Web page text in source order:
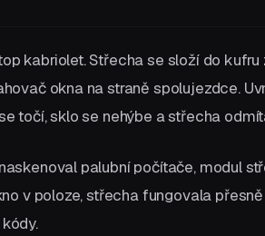
kabriolet. Střecha se složí do
okna na straně spolujezdce.
točí, sklo se nehýbe a střecha
palubní počítače, modul
v poloze, střecha fungovala